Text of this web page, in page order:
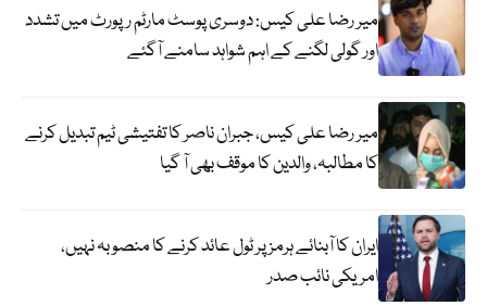
میر رضا علی کیس: دوسری پوسٹ مارٹم رپورٹ میں تشدد
اور گولی لگنے کے اہم شواہد سامنے آگئے
میر رضا علی کیس، جبران ناصر کا تفتیشی ٹیم تبدیل کرنے
کا مطالبہ، والدین کا موقف بھی آ گیا
ایران کا آبنائے ہرمز پر ٹول عائد کرنے کا منصوبہ نہیں،
امریکی نائب صدر